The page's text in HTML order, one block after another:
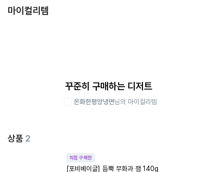
마이컬리템
꾸준히 구매하는 디저트
온화한평양냉면님의 마이컬리템
상품 2
직접 구매한
[포비베이글] 듬뿍 무화과 잼 140g